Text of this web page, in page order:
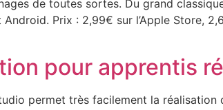
de toutes sortes. Du grand
Prix : 2,99€ sur l’Apple Store,
pour apprentis
permet très facilement la réalisation